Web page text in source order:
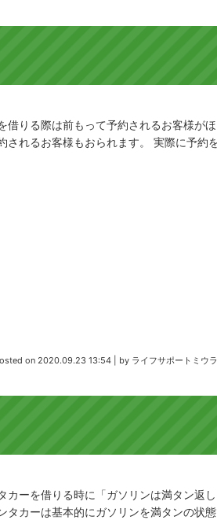
借りる際は前もって予約されるお客様が
れるお客様もおられます。 実際に予約
on 2020.09.23 13:54 by ライフサポートミウラ
ーを借りる時に「ガソリンは満タン返
カーは基本的にガソリンを満タンの状